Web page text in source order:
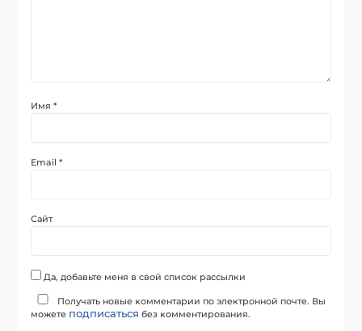
Имя*
Email*
Сайт
Да, добавьте меня в свой список рассылки
Получать новые комментарии по электронной почте. Вы
можете подписаться без комментирования.